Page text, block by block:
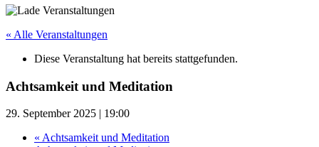
« Alle Veranstaltungen
Diese Veranstaltung hat bereits stattgefunden.
Achtsamkeit und Meditation
29. September 2025 | 19:00
« Achtsamkeit und Meditation